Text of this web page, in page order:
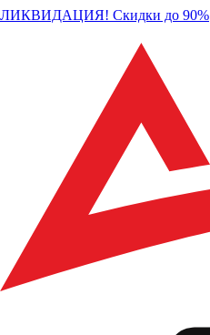
ЛИКВИДАЦИЯ! Скидки до 90%